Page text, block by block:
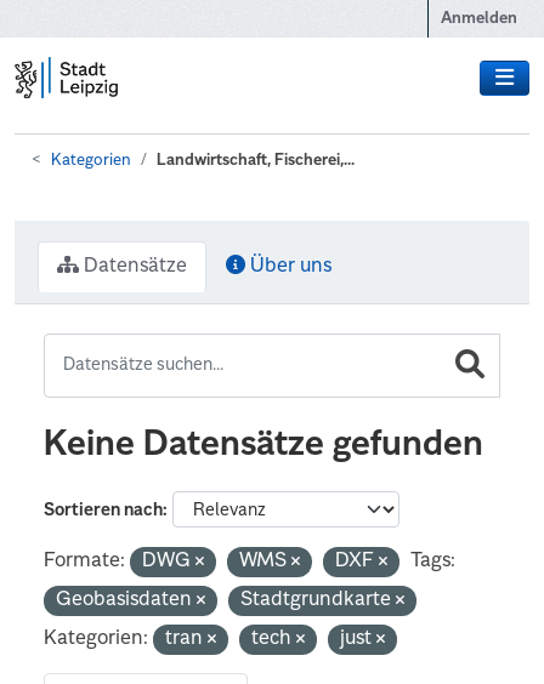
Anmelden
Kategorien Landwirtschaft, Fischerei,...
Datensätze Über uns
Keine Datensätze gefunden
Sortieren nach
Formate: DWG WMS DXF
Tags:
Geobasisdaten
Stadtgrundkarte
Kategorien:
tran tech just